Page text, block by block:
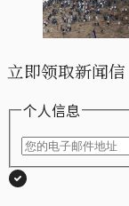
立即领取新闻信
个人信息